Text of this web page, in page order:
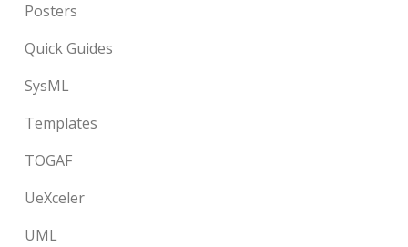
Posters
Quick Guides
SysML
Templates
TOGAF
UeXceler
UML